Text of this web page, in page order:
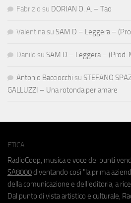
Fabrizio su DORIAN O. A. – Tao
Valentina su SAM D – Leggera –
Danilo su SAM D – Leggera – (Prod.
Antonio Bacciocchi su STEFANO
GALLUZZI – Una rotonda per amare
ETICA
RadioCoop, musica e voce dei punti
SA8000 diventando così "la prima
della comunicazione e dell'editoria, a
Dal punto di vista artistico e culturale,